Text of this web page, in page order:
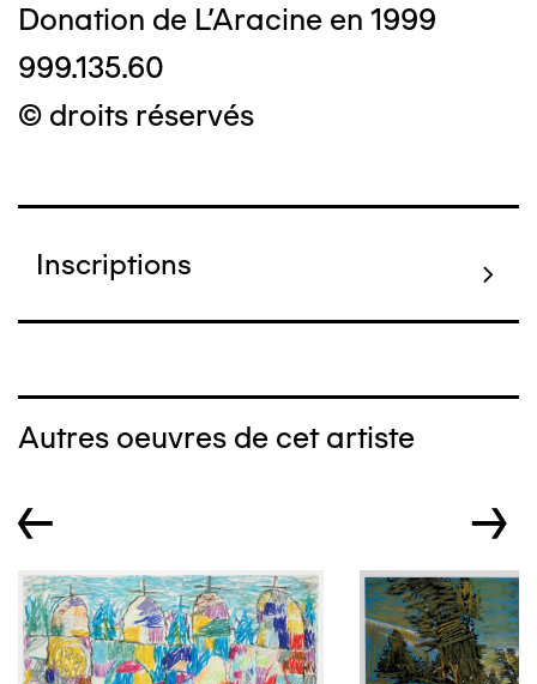
Donation de L'Aracine en 1999
999.135.60
© droits réservés
Inscriptions
Autres oeuvres de cet artiste
← →